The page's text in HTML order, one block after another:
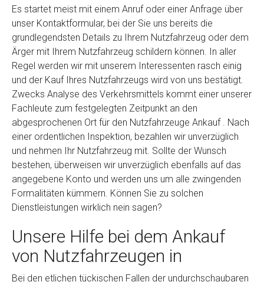
Es startet meist mit einem Anruf oder einer Anfrage über
unser Kontaktformular, bei der Sie uns bereits die
grundlegendsten Details zu Ihrem Nutzfahrzeug oder dem
Ärger mit Ihrem Nutzfahrzeug schildern können. In aller
Regel werden wir mit unserem Interessenten rasch einig
und der Kauf Ihres Nutzfahrzeugs wird von uns bestätigt.
Zwecks Analyse des Verkehrsmittels kommt einer unserer
Fachleute zum festgelegten Zeitpunkt an den
abgesprochenen Ort für den Nutzfahrzeuge Ankauf . Nach
einer ordentlichen Inspektion, bezahlen wir unverzüglich
und nehmen Ihr Nutzfahrzeug mit. Sollte der Wunsch
bestehen, überweisen wir unverzüglich ebenfalls auf das
angegebene Konto und werden uns um alle zwingenden
Formalitäten kümmern. Können Sie zu solchen
Dienstleistungen wirklich nein sagen?
Unsere Hilfe bei dem Ankauf
von Nutzfahrzeugen in
Bei den etlichen tückischen Fallen der undurchschaubaren